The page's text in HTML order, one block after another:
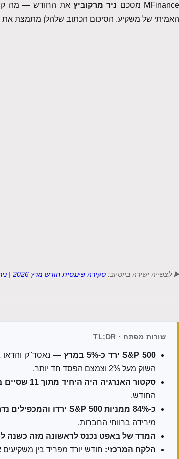
MFinance מסכם
ניר מרקוביץ את החודש — מה קרה
האמיתי של משקיע. הסיכום הכתוב שלהלן מתמצת את
▶️ לצפייה ישירה ביוטיוב: סקירה פיננסית חודש מרץ 2026 | ניר מרקוביץ
שורות מפתח · TL;DR
S&P 500 ירד כ-5% במרץ
— נאסד"ק והדאו
השוק מעל 2% וצמצם הפסד חד יותר.
סקטור האנרגיה היה היחיד מתוך 11 שסיים בירוק
החודש.
כ-84% ממניות S&P 500 ירדו והמכפילים נדחסו
מירידה ברווחי החברות.
המדד של באפט נכנס לראשונה מזה כשנה
הלקח המרכזי: חודש יורד מפריד בין